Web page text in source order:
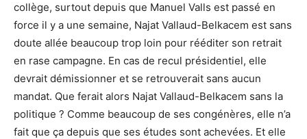
collège, surtout depuis que Manuel Valls est passé en
force il y a une semaine, Najat Vallaud-Belkacem est sans
doute allée beaucoup trop loin pour rééditer son retrait
en rase campagne. En cas de recul présidentiel, elle
devrait démissionner et se retrouverait sans aucun
mandat. Que ferait alors Najat Vallaud-Belkacem sans la
politique ? Comme beaucoup de ses congénères, elle n’a
fait que ça depuis que ses études sont achevées. Et elle